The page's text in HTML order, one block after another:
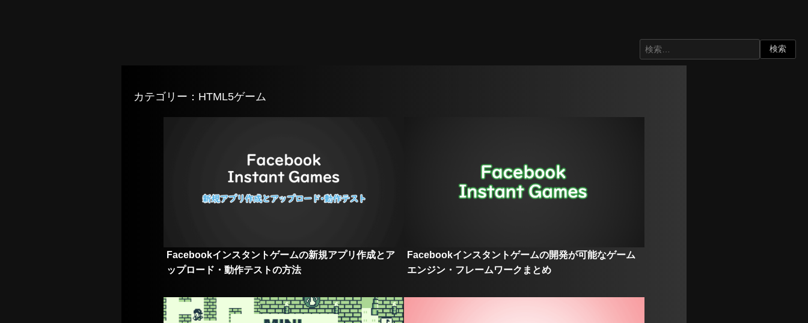
カテゴリー：HTML5ゲーム
Facebookインスタントゲームの新規アプリ作成とア
ップロード・動作テストの方法
Facebookインスタントゲームの開発が可能なゲーム
エンジン・フレームワークまとめ